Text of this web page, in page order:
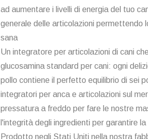
ad aumentare i livelli di energia del tuo
generale delle articolazioni permettendo
sana
Un integratore per articolazioni di cani
glucosamina standard per cani: ogni
pollo contiene il perfetto equilibrio di sei
integratori per anca e articolazioni sul
pressatura a freddo per fare le nostre
l'integrità degli ingredienti per garantire
Prodotto negli Stati Uniti nella nostra